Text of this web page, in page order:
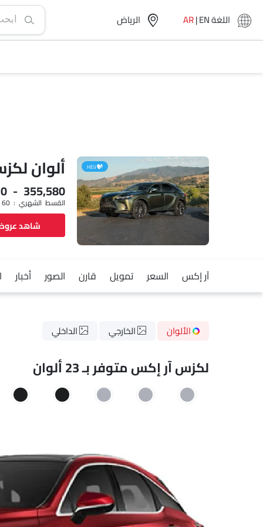
الرياض‎ اللغةEN
|
AR
HEV ألوان
- 355,580
القسط الشهري : SAR 4,572 x 60
شاهد
آر إكس السعر تمويل قارن الصور أخبار
الألوان الخارجي الداخلي
لكزس آر إكس متوفر بـ 23 ألوان